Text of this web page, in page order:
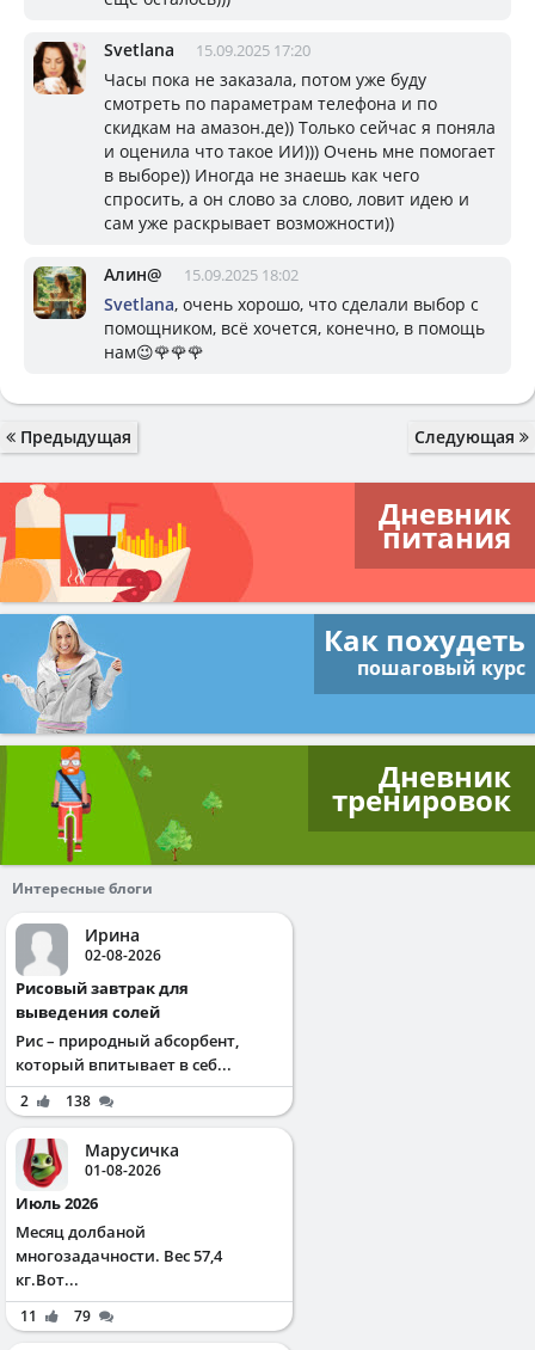
Svetlana 15.09.2025 17:20
Часы пока не заказала, потом уже буду
смотреть по параметрам телефона и по
скидкам на амазон.де)) Только сейчас я поняла
и оценила что такое ИИ))) Очень мне помогает
в выборе)) Иногда не знаешь как чего
спросить, а он слово за слово, ловит идею и
сам уже раскрывает возможности))
Алин@ 15.09.2025 18:02
Svetlana, очень хорошо, что сделали выбор с
помощником, всё хочется, конечно, в помощь
нам😉🌹🌹🌹
Предыдущая Следующая
Дневник
питания
Как похудеть
пошаговый курс
Дневник
тренировок
Интересные блоги
Ирина
02-08-2026
Рисовый завтрак для
выведения солей
Рис – природный абсорбент,
который впитывает в себ...
2 138
Марусичка
01-08-2026
Июль 2026
Месяц долбаной
многозадачности. Вес 57,4
кг.Вот...
11 79